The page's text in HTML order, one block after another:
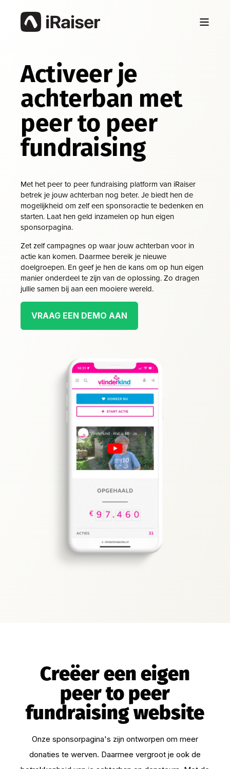
Activeer je
achterban met
peer to peer
fundraising
Met het peer to peer fundraising platform van iRaiser
betrek je jouw achterban nog beter. Je biedt hen de
mogelijkheid om zelf een sponsoractie te bedenken en
starten. Laat hen geld inzamelen op hun eigen
sponsorpagina.
Zet zelf campagnes op waar jouw achterban voor in
actie kan komen. Daarmee bereik je nieuwe
doelgroepen. En geef je hen de kans om op hun eigen
manier onderdeel te zijn van de oplossing. Zo dragen
jullie samen bij aan een mooiere wereld.
VRAAG EEN DEMO AAN
Creëer een eigen
peer to peer
fundraising website
Onze sponsorpagina's zijn ontworpen om meer
donaties te werven. Daarmee vergroot je ook de